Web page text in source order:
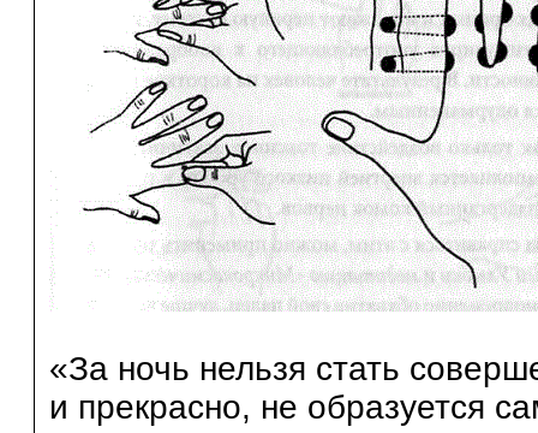
«За ночь нельзя стать
и прекрасно, не образуется